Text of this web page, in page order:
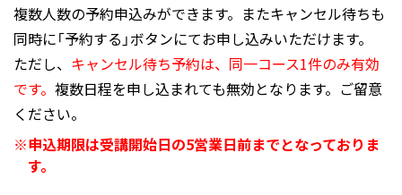
複数人数の予約申込みができます。またキャンセル待ちも
同時に「予約する」ボタンにてお申し込みいただけます。
ただし、 キャンセル待ち予約は、同一コース1件のみ有効
です。 複数日程を申し込まれても無効となります。ご留意
ください。
申込期限は受講開始日の5営業日前までとなっておりま
す。